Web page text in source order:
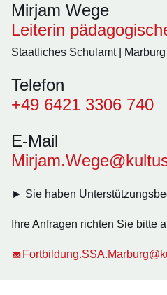
Mirjam Wege
Leiterin
Staatliches Schulamt | Marburg
Telefon
+49 6421 3306 740
E-Mail
► Sie haben
Ihre Anfragen richten Sie bitte